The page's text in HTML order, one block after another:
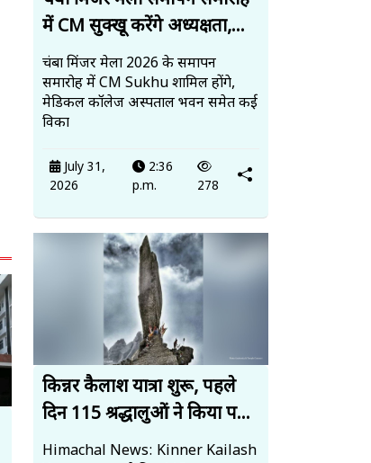
में CM सुक्खू करेंगे अध्यक्षता,...
चंबा मिंजर मेला 2026 के समापन
समारोह में CM Sukhu शामिल होंगे,
मेडिकल कॉलेज अस्पताल भवन समेत कई
विका
July 31,
2026
2:36
p.m.
278
किन्नर कैलाश यात्रा शुरू, पहले
दिन 115 श्रद्धालुओं ने किया प...
Himachal News: Kinner Kailash